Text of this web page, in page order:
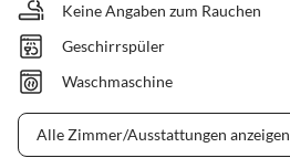
Keine Angaben zum Rauchen
Geschirrspüler
Waschmaschine
Alle Zimmer/Ausstattungen anzeigen